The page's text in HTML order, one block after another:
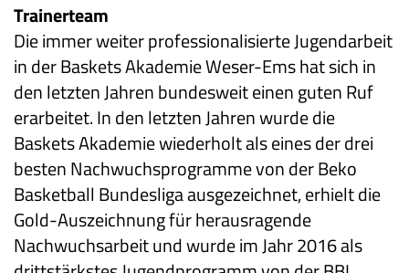
Trainerteam
Die immer weiter professionalisierte Jugendarbeit
in der Baskets Akademie Weser-Ems hat sich in
den letzten Jahren bundesweit einen guten Ruf
erarbeitet. In den letzten Jahren wurde die
Baskets Akademie wiederholt als eines der drei
besten Nachwuchsprogramme von der Beko
Basketball Bundesliga ausgezeichnet, erhielt die
Gold-Auszeichnung für herausragende
Nachwuchsarbeit und wurde im Jahr 2016 als